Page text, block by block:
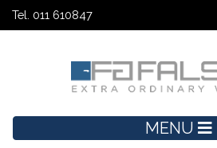
Tel. 011 610847
MENU